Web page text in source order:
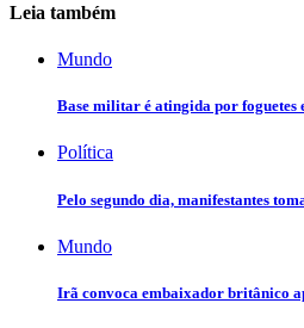
Leia também
Mundo
Base militar é atingida por foguetes
Política
Pelo segundo dia, manifestantes
Mundo
Irã convoca embaixador britânico